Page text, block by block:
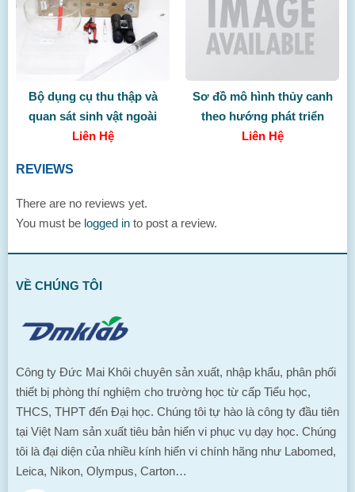
Bộ dụng cụ thu thập và
quan sát sinh vật ngoài
thiên nhiên (không gồm
Liên Hệ
Sơ đồ mô hình thủy canh
theo hướng phát triển
nông nghiệp sạch
Liên Hệ
REVIEWS
There are no reviews yet.
You must be logged in to post a review.
VỀ CHÚNG TÔI
Công ty Đức Mai Khôi chuyên sản xuất, nhập khẩu, phân phối
thiết bị phòng thí nghiệm cho trường học từ cấp Tiểu học,
THCS, THPT đến Đại học. Chúng tôi tự hào là công ty đầu tiên
tại Việt Nam sản xuất tiêu bản hiển vi phục vụ dạy học. Chúng
tôi là đại diện của nhiều kính hiển vi chính hãng như Labomed,
Leica, Nikon, Olympus, Carton…